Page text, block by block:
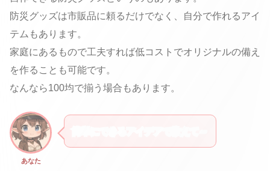
防災グッズは市販品に頼るだけでなく、自分で作れるアイ
テムもあります。
家庭にあるもので工夫すれば低コストでオリジナルの備え
を作ることも可能です。
なんなら100均で揃う場合もあります。
あなた